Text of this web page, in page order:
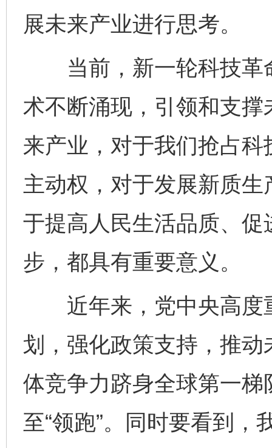
展未来产业进行思考。
当前，新一轮科技革
术不断涌现，引领和支
来产业，对于我们抢占
主动权，对于发展新质
于提高人民生活品质、
步，都具有重要意义。
近年来，党中央高度
划，强化政策支持，推
体竞争力跻身全球第一梯
至“领跑”。同时要看到